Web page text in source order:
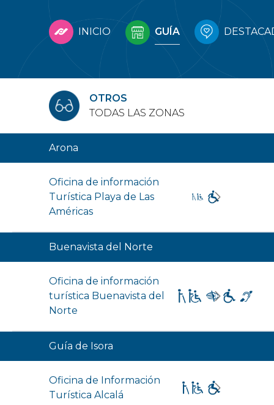
INICIO GUÍA
OTROS
TODAS LAS ZONAS
Arona
Oficina de información
Turística Playa de Las
Américas
Buenavista del Norte
Oficina de información
turística Buenavista del
Norte
Guía de Isora
Oficina de Información
Turística Alcalá